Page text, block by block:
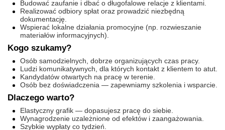
Budować zaufanie i dbać o długofalowe relacje z klientami.
Realizować odbiory spłat oraz prowadzić niezbędną
dokumentację.
Wspierać lokalne działania promocyjne (np. rozwieszanie
materiałów informacyjnych).
Kogo szukamy?
Osób samodzielnych, dobrze organizujących czas pracy.
Ludzi komunikatywnych, dla których kontakt z klientem to atut.
Kandydatów otwartych na pracę w terenie.
Osób bez doświadczenia — zapewniamy szkolenia i wsparcie.
Dlaczego warto?
Elastyczny grafik — dopasujesz pracę do siebie.
Wynagrodzenie uzależnione od efektów i zaangażowania.
Szybkie wypłaty co tydzień.